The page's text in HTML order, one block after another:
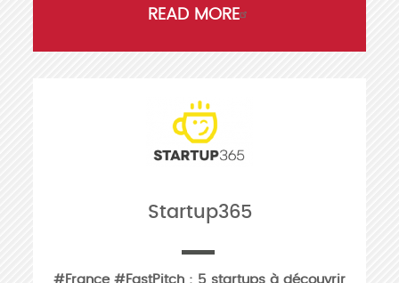
READ MORE
Startup365
#France #FastPitch : 5 startups à découvrir